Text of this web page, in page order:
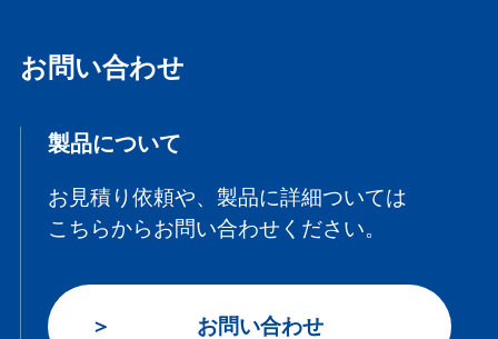
お問い合わせ
製品について
お見積り依頼や、製品に詳細ついては
こちらからお問い合わせください。
お問い合わせ